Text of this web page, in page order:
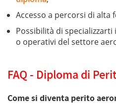
Accesso a percorsi di alta
Possibilità di
o operativi del settore
FAQ - Diploma di
Come si diventa perito